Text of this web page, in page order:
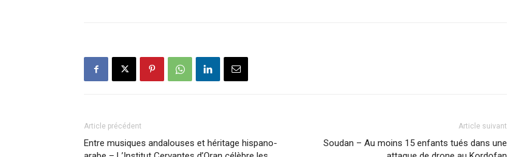
Article précédent
Entre musiques andalouses et héritage hispano-
Article suivant
Soudan – Au moins 15 enfants tués dans une